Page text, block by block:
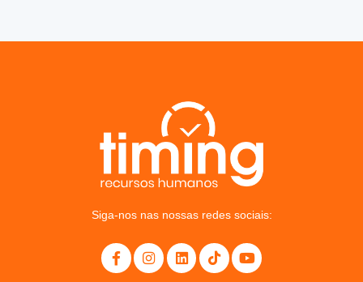
Siga-nos nas nossas redes sociais: